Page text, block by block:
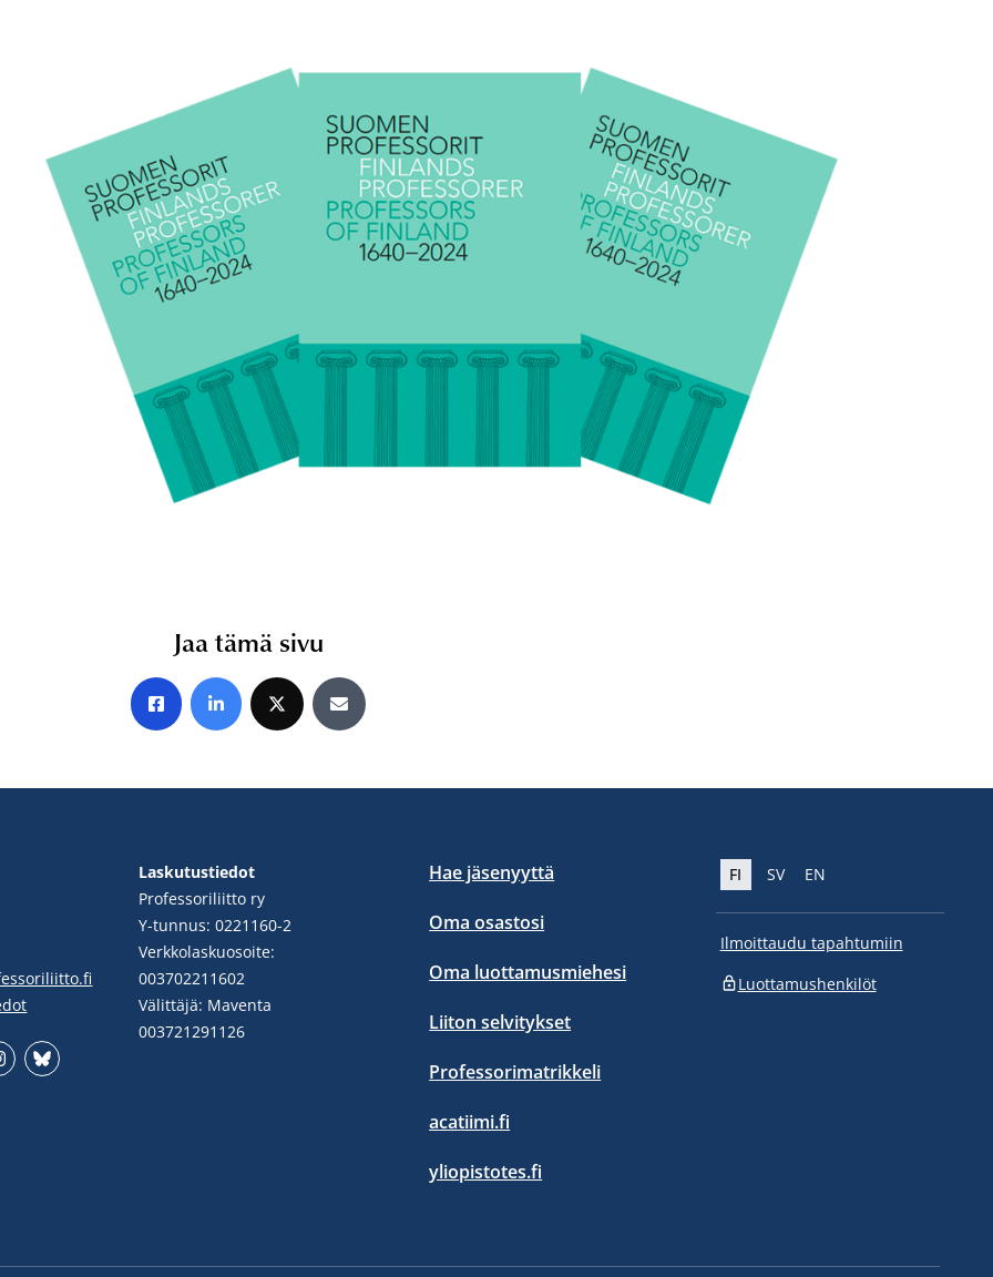
Jaa tämä sivu
Jaa Facebookissa
Jaa LinkedInissä
Jaa X:ssäJaa sähköpostitse
Laskutustiedot
Professoriliitto ry
Y-tunnus: 0221160-2
Verkkolaskuosoite:
003702211602
Välittäjä: Maventa
003721291126
Hae jäsenyyttä
Oma osastosi
Oma luottamusmiehesi
Liiton selvitykset
Professorimatrikkeli
acatiimi.fi
yliopistotes.fi
FI SV EN
Ilmoittaudu tapahtumiin
Luottamushenkilöt